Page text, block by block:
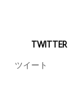
TWITTER
ツイート